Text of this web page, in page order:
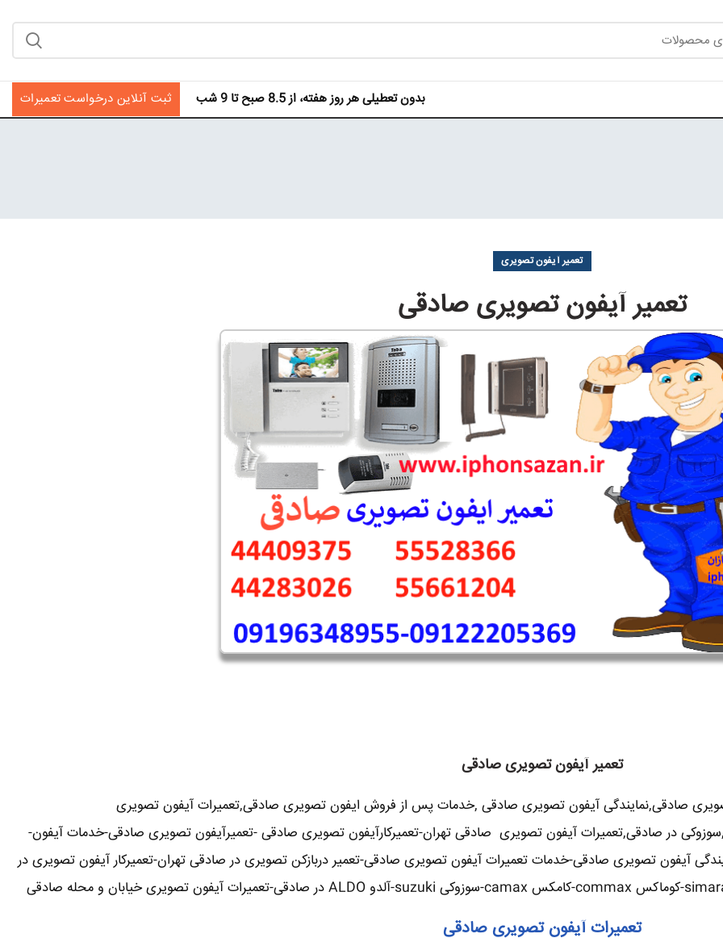
بدون تعطیلی هر روز هفته، از 8.5 صبح تا 9 شب ثبت آنلاین درخواست تعمیرات
تعمیر آیفون تصویری
تعمیر آیفون تصویری صادقی
تعمیر آیفون تصویری صادقی
صادقی,نمایندگی آیفون تصویری صادقی ,خدمات پس از فروش ایفون تصویری صادقی,تعمیرات آیفون تصویری
در صادقی,تعمیرات آیفون تصویری صادقی تهران-تعمیرکارآیفون تصویری صادقی -تعمیرآیفون تصویری صادقی-خدمات آیفون-
آیفون تصویری صادقی-خدمات تعمیرات آیفون تصویری صادقی-تعمیر دربازکن تصویری در صادقی تهران-تعمیرکار آیفون تصویری در
تعمیرات آیفون تصویری صادقی